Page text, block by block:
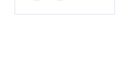
nacionais e